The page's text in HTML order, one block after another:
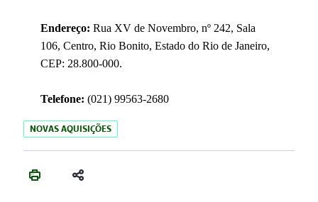
Endereço: Rua XV de Novembro, nº 242, Sala
106, Centro, Rio Bonito, Estado do Rio de Janeiro,
CEP: 28.800-000.
Telefone: (021) 99563-2680
NOVAS AQUISIÇÕES